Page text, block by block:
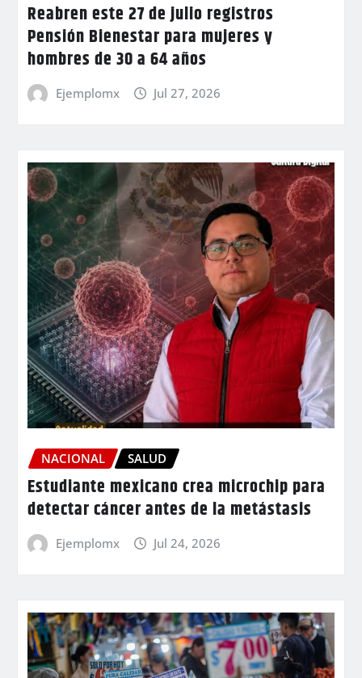
Reabren este 27 de julio registros
Pensión Bienestar para mujeres y
hombres de 30 a 64 años
Ejemplomx Jul 27, 2026
NACIONAL SALUD
Estudiante mexicano crea microchip para
detectar cáncer antes de la metástasis
Ejemplomx Jul 24, 2026